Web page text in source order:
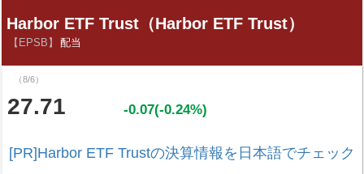
Harbor ETF Trust（Harbor ETF Trust）
【EPSB】 配当
（8/6）
27.71 -0.07(-0.24%)
[PR]Harbor ETF Trustの決算情報を日本語でチェック